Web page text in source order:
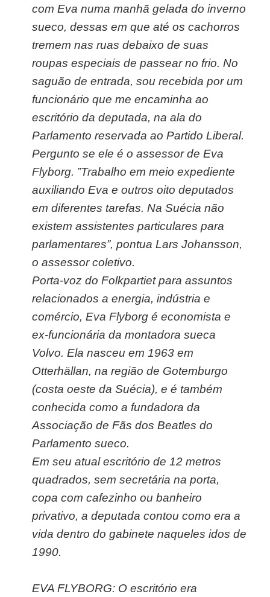
com Eva numa manhã gelada do inverno
sueco, dessas em que até os cachorros
tremem nas ruas debaixo de suas
roupas especiais de passear no frio. No
saguão de entrada, sou recebida por um
funcionário que me encaminha ao
escritório da deputada, na ala do
Parlamento reservada ao Partido Liberal.
Pergunto se ele é o assessor de Eva
Flyborg. ”Trabalho em meio expediente
auxiliando Eva e outros oito deputados
em diferentes tarefas. Na Suécia não
existem assistentes particulares para
parlamentares”, pontua Lars Johansson,
o assessor coletivo.
Porta-voz do Folkpartiet para assuntos
relacionados a energia, indústria e
comércio, Eva Flyborg é economista e
ex-funcionária da montadora sueca
Volvo. Ela nasceu em 1963 em
Otterhällan, na região de Gotemburgo
(costa oeste da Suécia), e é também
conhecida como a fundadora da
Associação de Fãs dos Beatles do
Parlamento sueco.
Em seu atual escritório de 12 metros
quadrados, sem secretária na porta,
copa com cafezinho ou banheiro
privativo, a deputada contou como era a
vida dentro do gabinete naqueles idos de
1990.
EVA FLYBORG: O escritório era